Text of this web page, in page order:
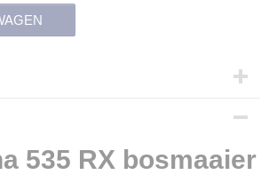
535 RX bosmaaier